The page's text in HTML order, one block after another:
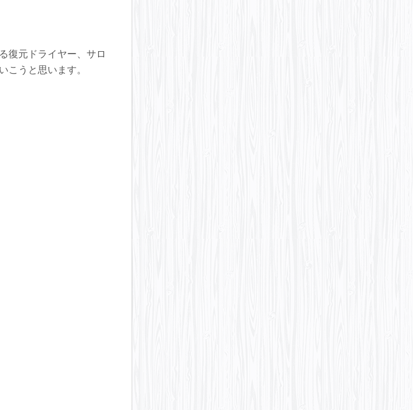
復元ドライヤー、サロ
こうと思います。